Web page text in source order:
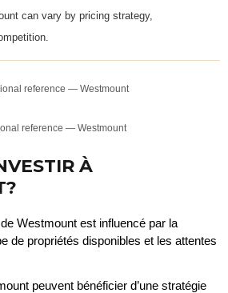
can vary by pricing strategy,
reference — Westmount
reference — Westmount
À
Westmount est influencé par la
de propriétés disponibles et les attentes
peuvent bénéficier d’une stratégie